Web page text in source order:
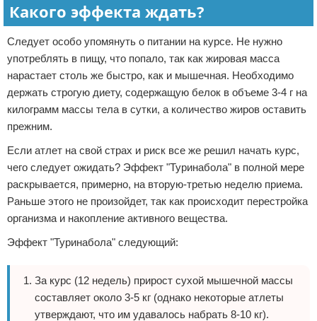
Какого эффекта ждать?
Следует особо упомянуть о питании на курсе. Не нужно
употреблять в пищу, что попало, так как жировая масса
нарастает столь же быстро, как и мышечная. Необходимо
держать строгую диету, содержащую белок в объеме 3-4 г на
килограмм массы тела в сутки, а количество жиров оставить
прежним.
Если атлет на свой страх и риск все же решил начать курс,
чего следует ожидать? Эффект "Туринабола" в полной мере
раскрывается, примерно, на вторую-третью неделю приема.
Раньше этого не произойдет, так как происходит перестройка
организма и накопление активного вещества.
Эффект "Туринабола" следующий:
За курс (12 недель) прирост сухой мышечной массы
составляет около 3-5 кг (однако некоторые атлеты
утверждают, что им удавалось набрать 8-10 кг).